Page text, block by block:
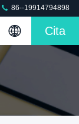
86--19914794898
Cita